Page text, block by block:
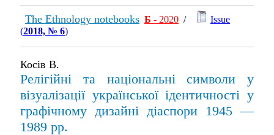
The Ethnology notebooks Б - 2020 /
Issue
(2018, № 6)
Косів В.
Релігійні та національні символи у
візуалізації української ідентичності у
графічному дизайні діаспори 1945 —
1989 рр.